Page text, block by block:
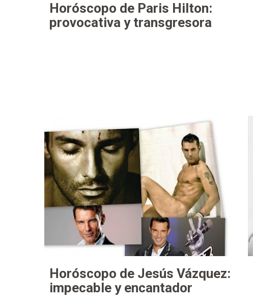
Horóscopo de Paris Hilton:
provocativa y transgresora
Horóscopo de Jesús Vázquez:
impecable y encantador